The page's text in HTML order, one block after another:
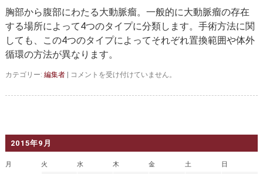
胸部大動脈瘤 胸腹部大動脈瘤
腹部大動脈瘤
診察をご希望の方へ
大動脈瘤を指摘されたら？ 診療の流れ
胸部から腹部にわたる大動脈瘤。一般的に大動脈瘤の存在
する場所によって4つのタイプに分類します。手術方法に関
しても、この4つのタイプによってそれぞれ置換範囲や体外
循環の方法が異なります。
カテゴリー: 編集者
胸
部
義・
コメントを受け付けていません。
2015年9月
月 火 水 木 金 土 日